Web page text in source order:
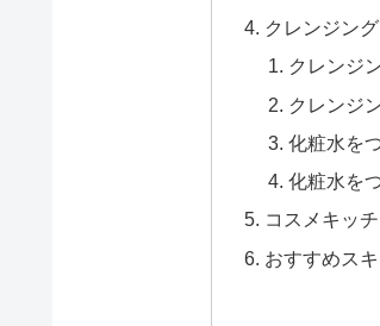
クレンジン
クレンジ
クレンジ
化粧水を
化粧水を
コスメキッ
おすすめス